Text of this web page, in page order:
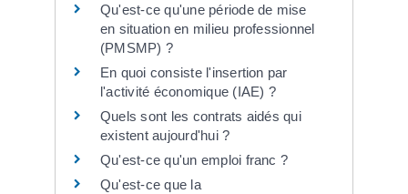
Qu'est-ce qu'une période de mise
en situation en milieu professionnel
(PMSMP) ?
En quoi consiste l'insertion par
l'activité économique (IAE) ?
Quels sont les contrats aidés qui
existent aujourd'hui ?
Qu'est-ce qu'un emploi franc ?
Qu'est-ce que la